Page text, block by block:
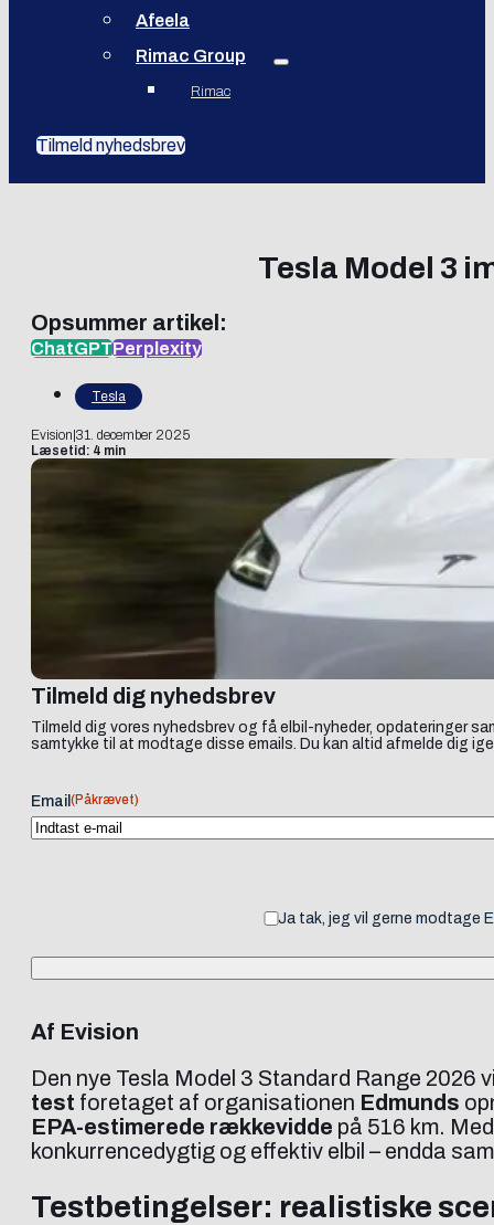
Afeela
Rimac Group
Rimac
Tilmeld nyhedsbrev
Tesla Model 3
Opsummer artikel:
ChatGPTPerplexity
Tesla
Evision 31. december 2025
Læsetid: 4 min
Tilmeld dig nyhedsbrev
Tilmeld dig vores nyhedsbrev og få elbil-nyheder, opdateringer
samtykke til at modtage disse emails. Du kan altid afmelde dig
Email (Påkrævet)
Ja tak, jeg vil gerne modtage
Af Evision
Den nye Tesla Model 3 Standard Range 2026
test foretaget af organisationen Edmunds
EPA-estimerede rækkevidde på 516 km.
konkurrencedygtig og effektiv elbil – endda
Testbetingelser: realistiske